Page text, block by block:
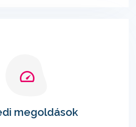
megoldások